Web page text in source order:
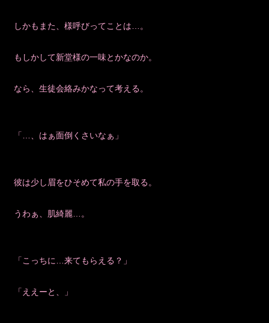
しかもまた、様呼びってことは…。
もしかして新堂様の一味とかなのか。
なら、生徒会絡みかなって考える。
「…、はぁ面倒くさいなぁ」
彼は少し眉をひそめて私の手を取る。
うわぁ、肌綺麗…。
「こっちに…来てもらえる？」
「ええーと、」